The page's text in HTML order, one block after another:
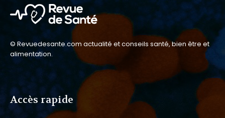
© Revuedesante.com actualité et conseils santé, bien être et
alimentation.
Accès rapide